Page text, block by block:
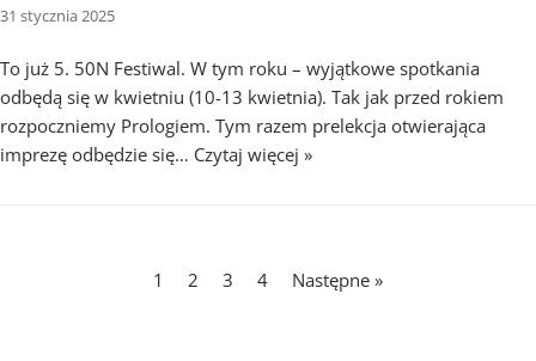
31 stycznia 2025
To już 5. 50N Festiwal. W tym roku – wyjątkowe spotkania
odbędą się w kwietniu (10-13 kwietnia). Tak jak przed rokiem
rozpoczniemy Prologiem. Tym razem prelekcja otwierająca
imprezę odbędzie się… Czytaj więcej »
1 2 3 4 Następne »